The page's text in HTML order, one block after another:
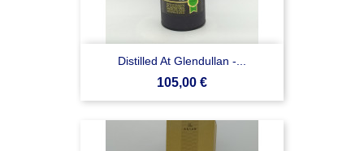
Distilled At Glendullan -...
Prezzo
105,00 €